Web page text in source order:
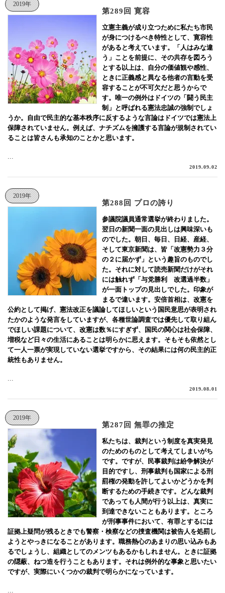
2019年
第289回 寛容
立憲主義が成り立つために私たち市民
が身につけるべき特性として、寛容性
があると考えています。「人はみな違
う」ことを前提に、その共存を図ろう
とする以上は、自分の価値観や感性、
ときに正義感と異なる他者の言動を受
容することが不可欠だと思うからで
す。唯一の例外はドイツの「闘う民主
制」と呼ばれる憲法忠誠の強制でしょ
うか。自由で民主的な基本秩序に反するような言論はドイツでは憲法上
保障されていません。例えば、ナチズムを擁護する言論が規制されてい
ることは皆さんも承知のことかと思います。
...
2019.09.02
2019年
第288回 プロの誇り
参議院議員通常選挙が終わりました。
翌日の新聞一面の見出しは興味深いも
のでした。朝日、毎日、日経、産経、
そして東京新聞は、皆「改憲勢力３分
の２に届かず」という趣旨のものでし
た。それに対して読売新聞だけがそれ
には触れず「与党勝利 改選過半数」
が一面トップの見出しでした。印象が
まるで違います。安倍首相は、改憲を
公約として掲げ、憲法改正を議論してほしいという国民意思が表明され
たかのような発言をしていますが、各種世論調査では優先して取り組ん
でほしい課題について、改憲は数％にすぎず、国民の関心は社会保障、
増税など日々の生活にあることは明らかに思えます。そもそも依然とし
て一人一票が実現していない選挙ですから、その結果には何の民主的正
統性もありません。
...
2019.08.01
2019年
第287回 無罪の推定
私たちは、裁判という制度を真実発見
のためのものとして考えてしまいがち
です。ですが、民事裁判は紛争解決が
目的ですし、刑事裁判も国家による刑
罰権の発動を許してよいかどうかを判
断するための手続きです。どんな裁判
であっても人間が行う以上は、真実に
到達できないこともあります。ところ
が刑事事件において、有罪とするには
証拠上疑問が残るときでも警察・検察などの捜査機関は被告人を処罰し
ようとやっきになることがあります。職務熱心のあまりの思い込みもあ
るでしょうし、組織としてのメンツもあるかもしれません。ときに証拠
の隠蔽、ねつ造を行うこともあります。それは例外的な事象と思いたい
ですが、実際にいくつかの裁判で明らかになっています。
...